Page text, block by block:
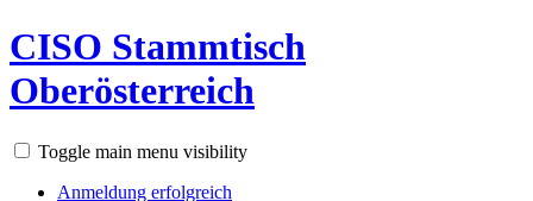
CISO Stammtisch
Oberösterreich
Toggle main menu visibility
Anmeldung erfolgreich